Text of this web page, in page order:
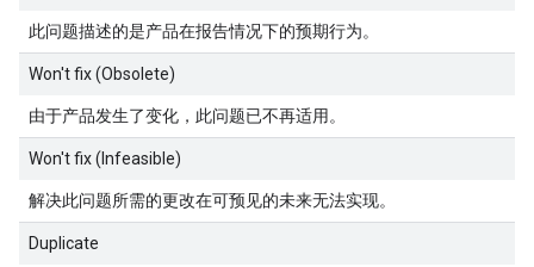
此问题描述的是产品在报告情况下的预期行为。
Won't fix (Obsolete)
由于产品发生了变化，此问题已不再适用。
Won't fix (Infeasible)
解决此问题所需的更改在可预见的未来无法实现。
Duplicate